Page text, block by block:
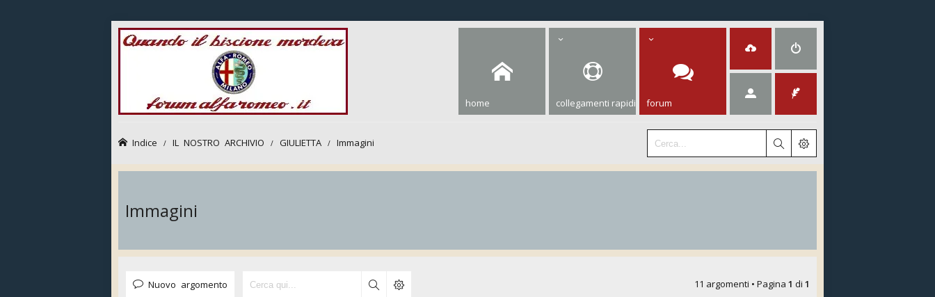
home collegamenti rapidi forum
Indice IL NOSTRO ARCHIVIO GIULIETTA Immagini
Immagini
Nuovo argomento 11 argomenti • Pagina 1 di 1